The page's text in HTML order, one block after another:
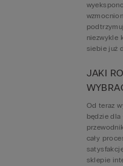
niezwykle
siebie już
JAKI
Od teraz
będzie dla
cały
sklepie